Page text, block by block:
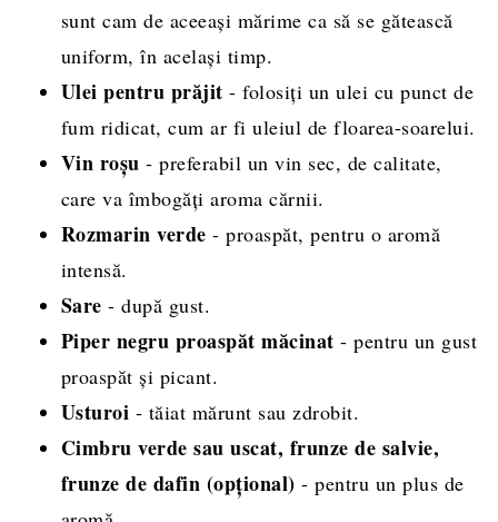
sunt cam de aceeași mărime ca să se gătească
uniform, în același timp.
Ulei pentru prăjit - folosiți un ulei cu punct de
fum ridicat, cum ar fi uleiul de floarea-soarelui.
Vin roșu - preferabil un vin sec, de calitate,
care va îmbogăți aroma cărnii.
Rozmarin verde - proaspăt, pentru o aromă
intensă.
Sare - după gust.
Piper negru proaspăt măcinat - pentru un gust
proaspăt și picant.
Usturoi - tăiat mărunt sau zdrobit.
Cimbru verde sau uscat, frunze de salvie,
frunze de dafin (opțional) - pentru un plus de